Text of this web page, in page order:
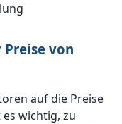
von
auf die Preise
wichtig, zu